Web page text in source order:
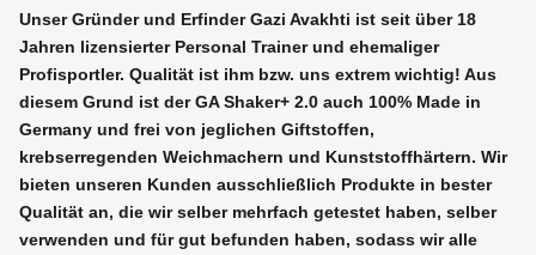
Unser Gründer und Erfinder Gazi Avakhti ist seit über 18
Jahren lizensierter Personal Trainer und ehemaliger
Profisportler. Qualität ist ihm bzw. uns extrem wichtig! Aus
diesem Grund ist der GA Shaker+ 2.0 auch 100% Made in
Germany und frei von jeglichen Giftstoffen,
krebserregenden Weichmachern und Kunststoffhärtern. Wir
bieten unseren Kunden ausschließlich Produkte in bester
Qualität an, die wir selber mehrfach getestet haben, selber
verwenden und für gut befunden haben, sodass wir alle